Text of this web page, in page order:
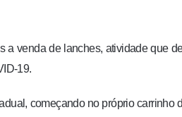
a venda de lanches, atividade que
19.
começando no próprio carrinho